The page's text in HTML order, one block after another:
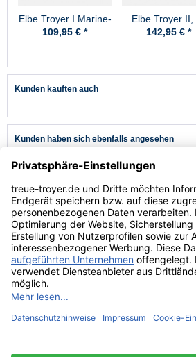
Elbe Troyer I Marine-
Blau
109,95 € *
Elbe Troyer II,
Skipper Marine-
142,95 € *
Kunden kauften auch
Kunden haben sich ebenfalls angesehen
Kundenservice
Hilfe & Infos
Rechtliches
* Alle Preise verstehen sich inkl.
** Niedrigster Gesamtpreis der letzten 30